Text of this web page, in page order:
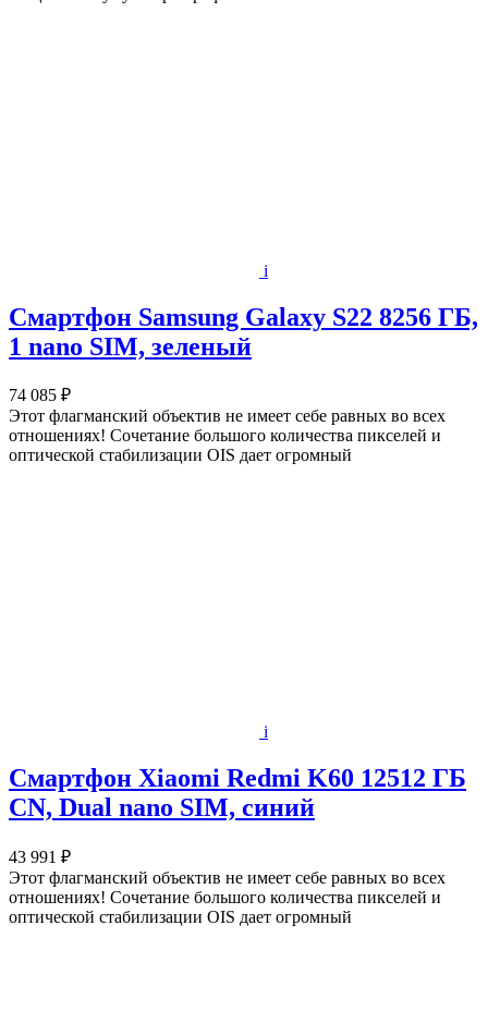
i
Смартфон Samsung Galaxy S22 8256 ГБ,
1 nano SIM, зеленый
74 085 ₽
Этот флагманский объектив не имеет себе равных во всех
отношениях! Сочетание большого количества пикселей и
оптической стабилизации OIS дает огромный
i
Смартфон Xiaomi Redmi K60 12512 ГБ
CN, Dual nano SIM, синий
43 991 ₽
Этот флагманский объектив не имеет себе равных во всех
отношениях! Сочетание большого количества пикселей и
оптической стабилизации OIS дает огромный